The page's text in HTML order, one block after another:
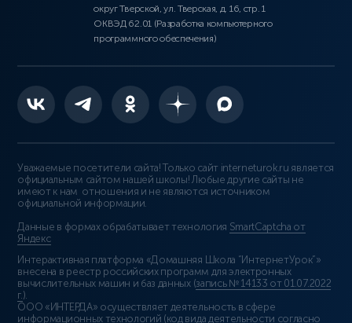
округ Тверской, ул. Тверская, д. 16, стр. 1
ОКВЭД 62.01 (Разработка компьютерного
программного обеспечения)
Уважаемые посетители сайта! Только сайт interneturok.ru является
официальным сайтом нашей школы! Любые другие сайты не
имеют к нам отношения и не являются источником
официальной информации.
Данные в формах обрабатывает технология SmartCaptcha от
Яндекс
Интерактивная платформа «Домашняя Школа “ИнтернетУрок”»
внесена в реестр российских программ для электронных
вычислительных машин и баз данных (запись № 14133 от 01.07.2022
г.).
ООО «ИНТЕРДА» осуществляет деятельность в сфере
информационных технологий (код вида деятельности согласно